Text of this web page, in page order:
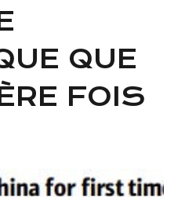
QUE
FOIS